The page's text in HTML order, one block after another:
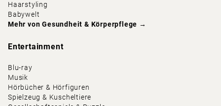
Haarstyling
Babywelt
Mehr von Gesundheit & Körperpflege →
Entertainment
Blu-ray
Musik
Hörbücher & Hörfiguren
Spielzeug & Kuscheltiere